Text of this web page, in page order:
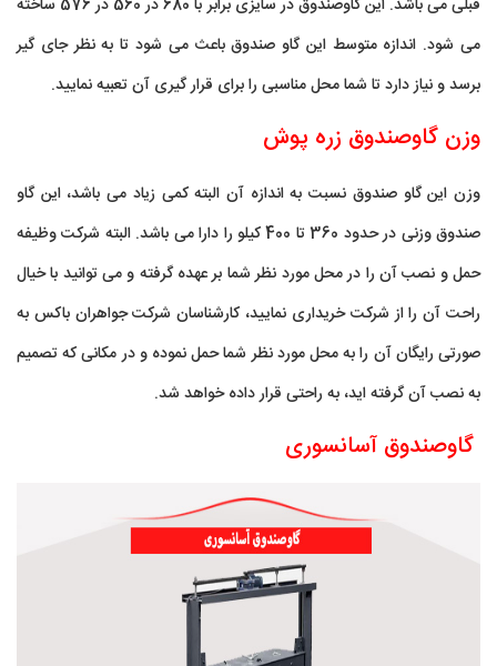
می شود. اندازه متوسط این گاو صندوق باعث می شود تا به نظر جای گیر
برسد و نیاز دارد تا شما محل مناسبی را برای قرار گیری آن تعبیه نمایید.
وزن گاوصندوق زره پوش
وزن این گاو صندوق نسبت به اندازه آن البته کمی زیاد می باشد، این گاو
صندوق وزنی در حدود 360 تا 400 کیلو را دارا می باشد. البته شرکت وظیفه
حمل و نصب آن را در محل مورد نظر شما بر عهده گرفته و می توانید با خیال
راحت آن را از شرکت خریداری نمایید، کارشناسان شرکت جواهران باکس به
صورتی رایگان آن را به محل مورد نظر شما حمل نموده و در مکانی که تصمیم
به نصب آن گرفته اید، به راحتی قرار داده خواهد شد.
گاوصندوق آسانسوری